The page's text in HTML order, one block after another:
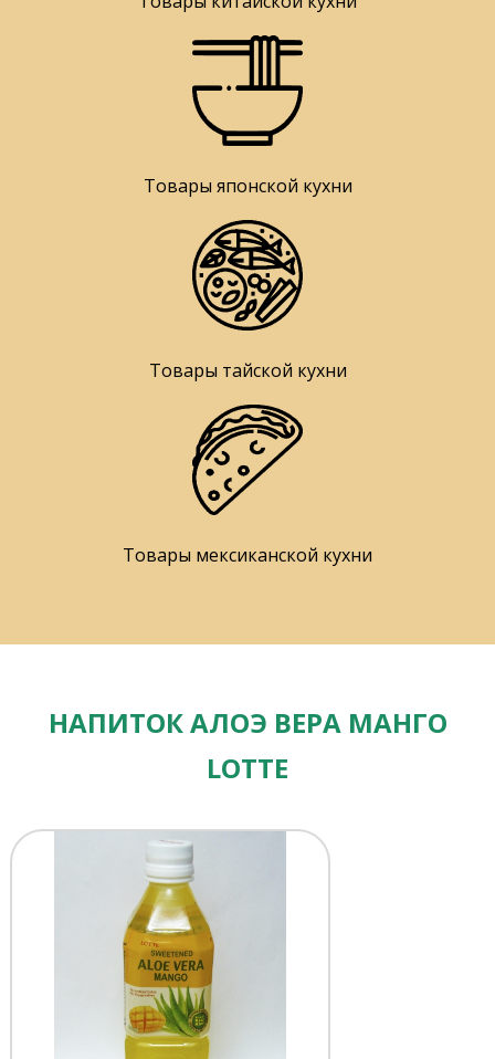
Товары японской кухни
Товары тайской кухни
Товары мексиканской кухни
НАПИТОК АЛОЭ ВЕРА МАНГО
LOTTE